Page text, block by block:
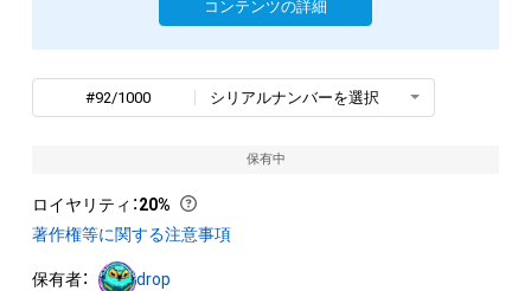
コンテンツの詳細
#92/1000 シリアルナンバーを選択
保有中
ロイヤリティ ：20%
著作権等に関する注意事項
保有者： drop